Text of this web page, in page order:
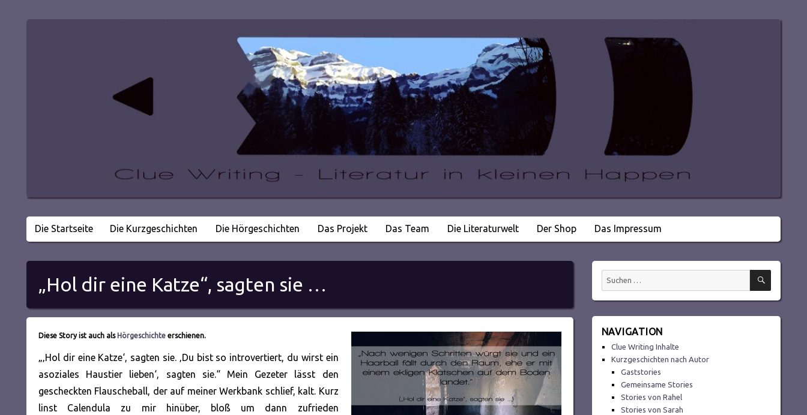
Clue Writing
Die Startseite Die Kurzgeschichten Die Hörgeschichten Das Projekt Das Team Die Literaturwelt Der Shop Das Impressum
„Hol dir eine Katze“, sagten sie …
Diese Story ist auch als Hörgeschichte erschienen.
„‚Hol dir eine Katze‘, sagten sie. ‚Du bist so introvertiert, du wirst ein
asoziales Haustier lieben‘, sagten sie.“ Mein Gezeter lässt den
gescheckten Flauscheball, der auf meiner Werkbank schlief, kalt. Kurz
linst Calendula zu mir hinüber, bloß um dann zufrieden
Suchen
SUCHEN
NAVIGATION
Clue Writing Inhalte
Kurzgeschichten nach Autor
Gaststories
Gemeinsame Stories
Stories von Rahel
Stories von Sarah